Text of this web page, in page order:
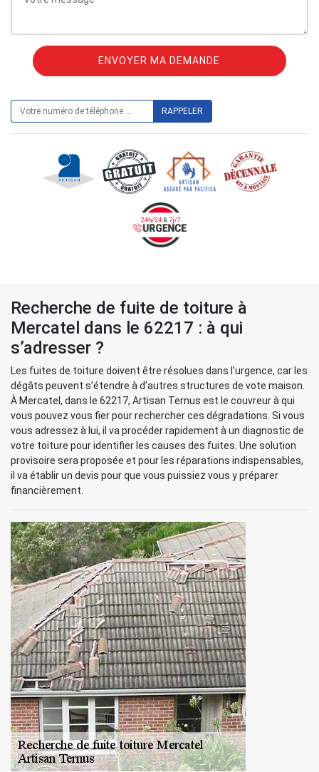
Recherche de fuite de toiture à
Mercatel dans le 62217 : à qui
s’adresser ?
Les fuites de toiture doivent être résolues dans l’urgence, car les
dégâts peuvent s’étendre à d’autres structures de vote maison.
À Mercatel, dans le 62217, Artisan Ternus est le couvreur à qui
vous pouvez vous fier pour rechercher ces dégradations. Si vous
vous adressez à lui, il va procéder rapidement à un diagnostic de
votre toiture pour identifier les causes des fuites. Une solution
provisoire sera proposée et pour les réparations indispensables,
il va établir un devis pour que vous puissiez vous y préparer
financièrement.